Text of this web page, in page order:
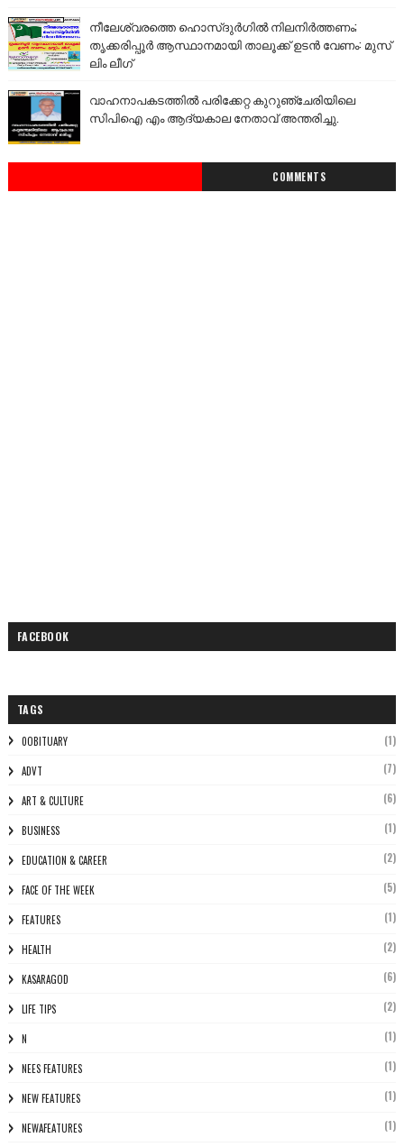
നീലേശ്വരത്തെ ഹൊസ്ദുർഗിൽ നിലനിർത്തണം;
തൃക്കരിപ്പൂർ ആസ്ഥാനമായി താലൂക്ക് ഉടൻ വേണം: മുസ്
ലിം ലീഗ്
വാഹനാപകടത്തിൽ പരിക്കേറ്റ കുറുഞ്ചേരിയിലെ
സിപിഐ എം ആദ്യകാല നേതാവ് അന്തരിച്ചു.
COMMENTS
FACEBOOK
TAGS
0OBITUARY (1)
ADVT (7)
ART & CULTURE (6)
BUSINESS (1)
EDUCATION & CAREER (2)
FACE OF THE WEEK (5)
FEATURES (1)
HEALTH (2)
KASARAGOD (6)
LIFE TIPS (2)
N (1)
NEES FEATURES (1)
NEW FEATURES (1)
NEWAFEATURES (1)